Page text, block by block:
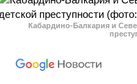
Кабардино-Балкария и